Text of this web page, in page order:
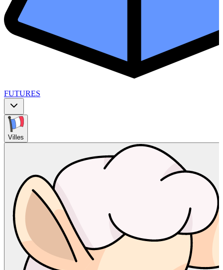
FUTURES
Villes